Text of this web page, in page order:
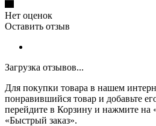
Нет оценок
Оставить отзыв
Загрузка отзывов...
Для покупки товара в нашем
понравившийся товар и добавьте
перейдите в Корзину и нажмите на
«Быстрый заказ».